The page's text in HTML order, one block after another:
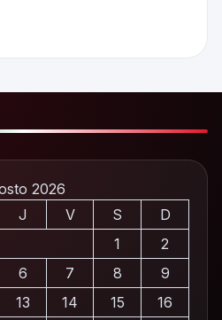
2026
J V S
D
1
2
6 7 8
9
13 14 15
16